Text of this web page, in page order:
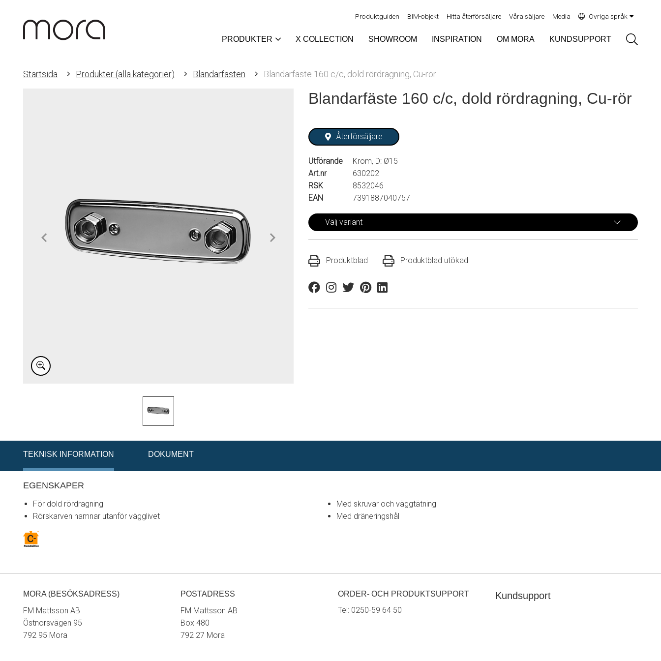
Produktguiden BIM-objekt Hitta återförsäljare Våra säljare Media Övriga språk
PRODUKTER X COLLECTION SHOWROOM INSPIRATION OM MORA KUNDSUPPORT
Startsida Produkter (alla kategorier) Blandarfästen Blandarfäste 160 c/c, dold rördragning, Cu-rör
Blandarfäste 160 c/c, dold rördragning, Cu-rör
Återförsäljare
Utförande
Krom, D: Ø15
Art.nr
630202
RSK
8532046
EAN
7391887040757
Välj variant
Produktblad Produktblad utökad
FacebookInstagram
TwitterPinterestLinkedin
TEKNISK INFORMATION DOKUMENT
EGENSKAPER
För dold rördragning
Rörskarven hamnar utanför vägglivet
Med skruvar och väggtätning
Med dräneringshål
MORA (BESÖKSADRESS)
FM Mattsson AB
Östnorsvägen 95
792 95 Mora
POSTADRESS
FM Mattsson AB
Box 480
792 27 Mora
ORDER- OCH PRODUKTSUPPORT
Tel: 0250-59 64 50
Kundsupport